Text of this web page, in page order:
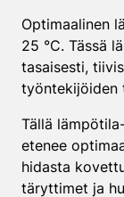
Optimaalinen
25 °C. Tässä
tasaisesti,
työntekijöiden
Tällä
etenee
hidasta
täryttimet ja